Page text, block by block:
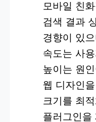
모바일 친
검색 결과
경향이 있
속도는 사
높이는 원
웹 디자인
크기를 최
플러그인을